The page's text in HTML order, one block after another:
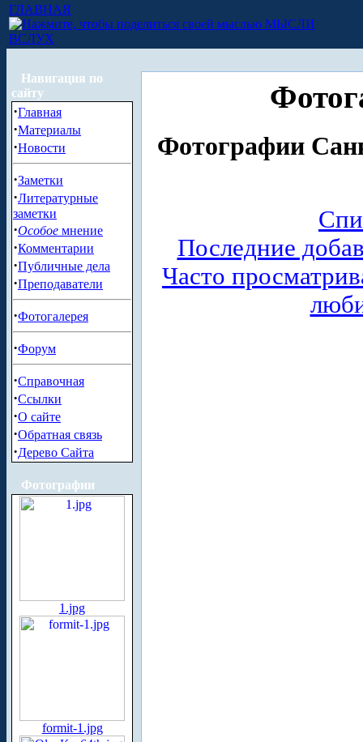
ГЛАВНАЯ
МЫСЛИ
ВСЛУХ
Навигация по
сайту
·Главная
·Материалы
·Новости
·Заметки
·Литературные
заметки
·Особое мнение
·Комментарии
·Публичные дела
·Преподаватели
·Фотогалерея
·Форум
·Справочная
·Ссылки
·О сайте
·Обратная связь
·Дерево Сайта
Фотографии
1.jpg
formit-1.jpg
Фотографии
Последние
Часто